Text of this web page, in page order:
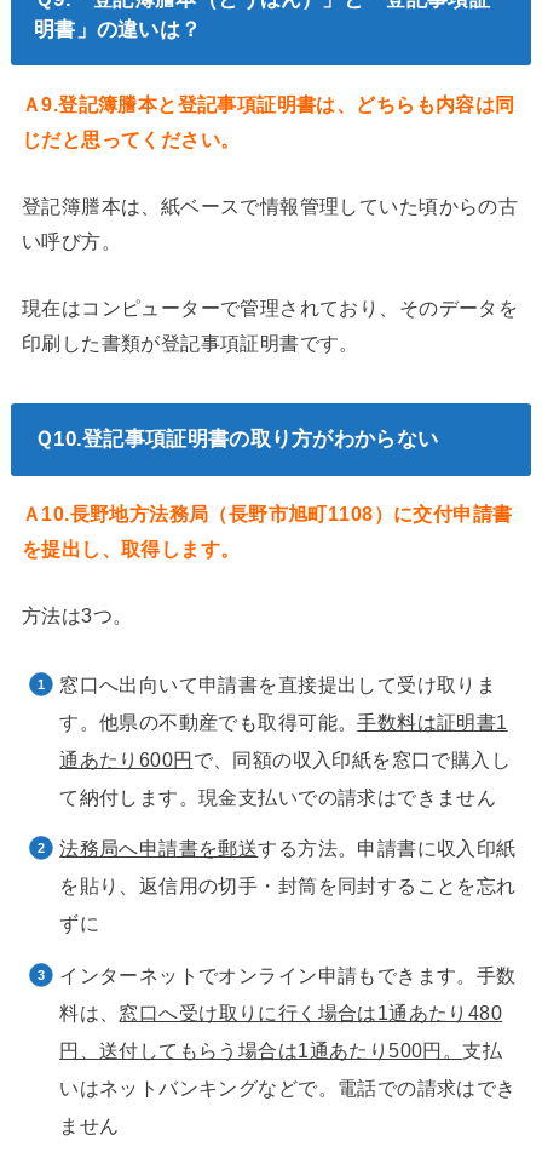
明書」の違いは？
Ａ9.登記簿謄本と登記事項証明書は、どちらも内容は同
じだと思ってください。
登記簿謄本は、紙ベースで情報管理していた頃からの古
い呼び方。
現在はコンピューターで管理されており、そのデータを
印刷した書類が登記事項証明書です。
Ｑ10.登記事項証明書の取り方がわからない
Ａ10.長野地方法務局（長野市旭町1108）に交付申請書
を提出し、取得します。
方法は3つ。
窓口へ出向いて申請書を直接提出して受け取りま
す。他県の不動産でも取得可能。手数料は証明書1
通あたり600円 で、同額の収入印紙を窓口で購入し
て納付します。現金支払いでの請求はできません
法務局へ申請書を郵送する方法。申請書に収入印紙
を貼り、返信用の切手・封筒を同封することを忘れ
ずに
インターネットでオンライン申請もできます。手数
料は、 窓口へ受け取りに行く場合は1通あたり480
円、送付してもらう場合は1通あたり500円。支払
いはネットバンキングなどで。電話での請求はでき
ません